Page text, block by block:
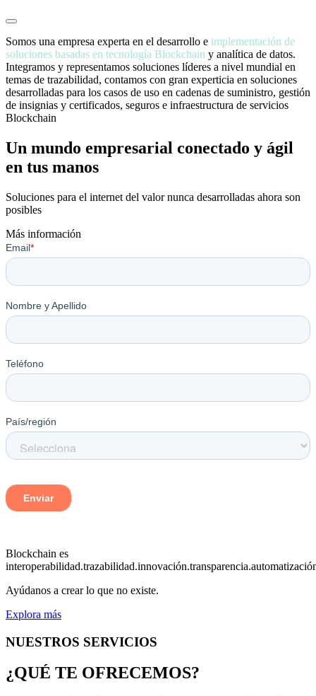
Somos una empresa experta en el desarrollo e implementación de
soluciones basadas en tecnología Blockchain y analítica de datos.
Integramos y representamos soluciones líderes a nivel mundial en
temas de trazabilidad, contamos con gran experticia en soluciones
desarrolladas para los casos de uso en cadenas de suministro, gestión
de insignias y certificados, seguros e infraestructura de servicios
Blockchain
Un mundo empresarial conectado y ágil
en tus manos
Soluciones para el internet del valor nunca desarrolladas ahora son
posibles
Más información
Blockchain es
interoperabilidad.trazabilidad.innovación.transparencia.automatizació
Ayúdanos a crear lo que no existe.
Explora más
NUESTROS SERVICIOS
¿QUÉ TE OFRECEMOS?